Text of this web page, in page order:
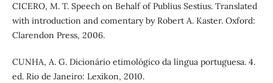
CICERO, M. T. Speech on Behalf of Publius Sestius. Translated
with introduction and comentary by Robert A. Kaster. Oxford:
Clarendon Press, 2006.
CUNHA, A. G. Dicionário etimológico da língua portuguesa. 4.
ed. Rio de Janeiro: Lexikon, 2010.